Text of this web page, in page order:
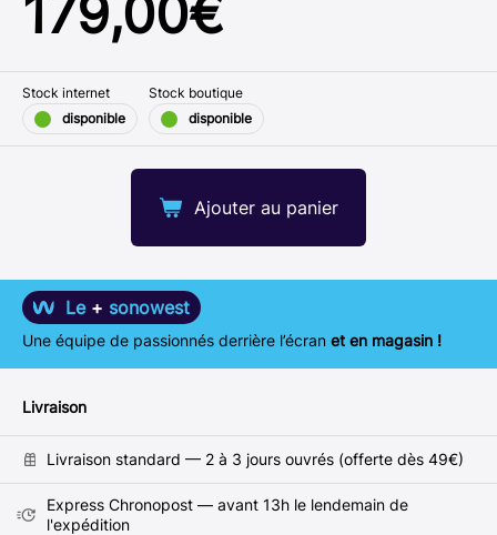
179,00€
Ajouter au panier
Stock internet
disponible
Stock boutique
disponible
Le + sonowest
Une équipe de passionnés derrière l’écran et en magasin !
Livraison
Livraison standard — 2 à 3 jours ouvrés (offerte dès 49€)
Express Chronopost — avant 13h le lendemain de
l'expédition